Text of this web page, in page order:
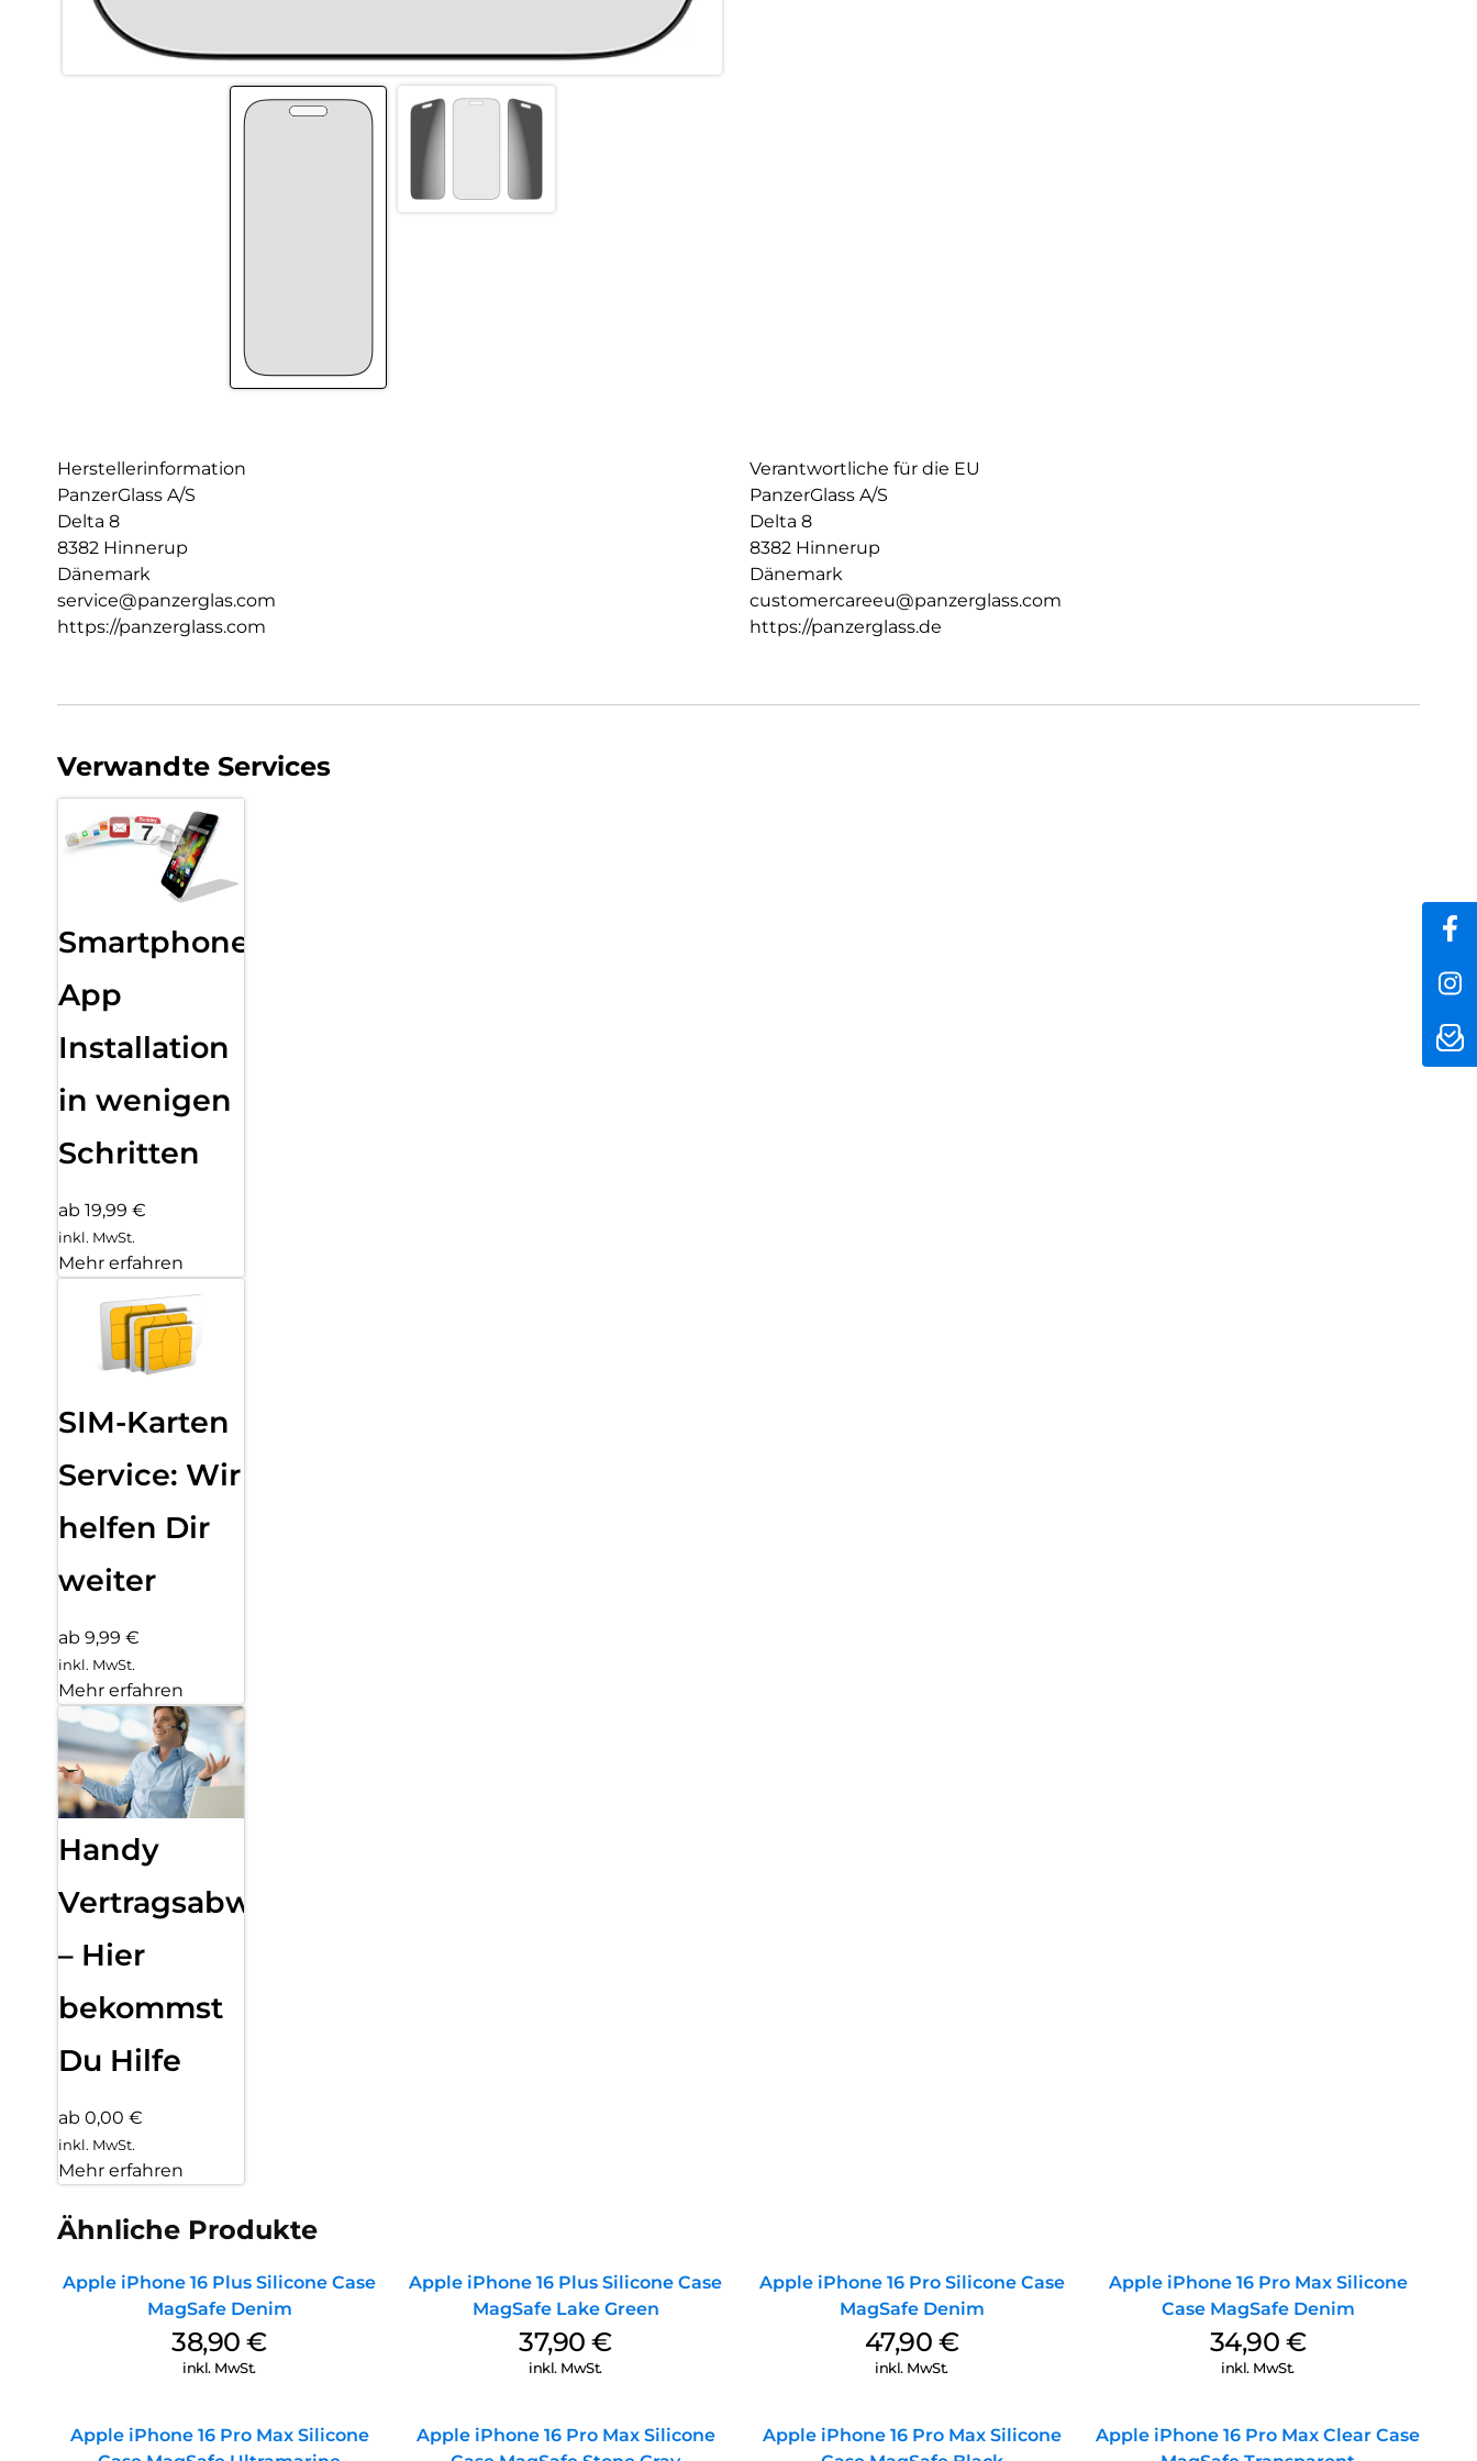
Herstellerinformation
PanzerGlass A/S
Delta 8
8382 Hinnerup
Dänemark
service@panzerglas.com
https://panzerglass.com
Verantwortliche für die EU
PanzerGlass A/S
Delta 8
8382 Hinnerup
Dänemark
customercareeu@panzerglass.com
https://panzerglass.de
Verwandte Services
Smartphone
App
Installation
in wenigen
Schritten
ab 19,99 €
inkl. MwSt.
Mehr erfahren
SIM-Karten
Service: Wir
helfen Dir
weiter
ab 9,99 €
inkl. MwSt.
Mehr erfahren
Handy
Vertragsabwicklung
– Hier
bekommst
Du Hilfe
ab 0,00 €
inkl. MwSt.
Mehr erfahren
Ähnliche Produkte
Apple iPhone 16 Plus Silicone Case
MagSafe Denim
38,90€
inkl. MwSt.
Apple iPhone 16 Plus Silicone Case
MagSafe Lake Green
37,90€
inkl. MwSt.
Apple iPhone 16 Pro Silicone Case
MagSafe Denim
47,90 €
inkl. MwSt.
Apple iPhone 16 Pro Max Silicone
Case MagSafe Denim
34,90 €
inkl. MwSt.
Apple iPhone 16 Pro Max Silicone
Apple iPhone 16 Pro Max Silicone
Apple iPhone 16 Pro Max Silicone
Apple iPhone 16 Pro Max Clear Case